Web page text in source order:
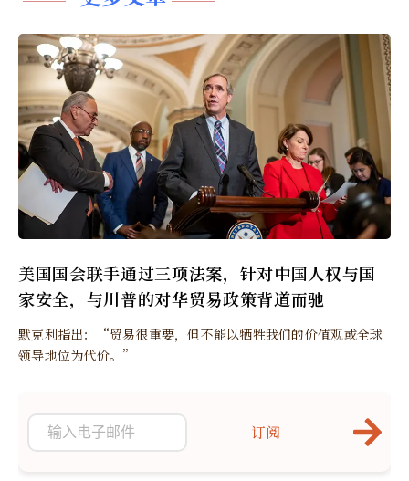
美国国会联手通过三项法案，针对中国人权与国
家安全，与川普的对华贸易政策背道而驰
默克利指出：“贸易很重要，但不能以牺牲我们的价值观或全球
领导地位为代价。”
订阅